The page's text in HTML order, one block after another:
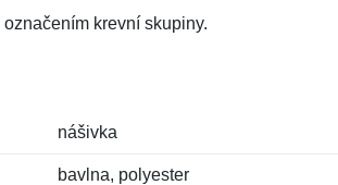
krevní skupiny.
nášivka
bavlna, polyester